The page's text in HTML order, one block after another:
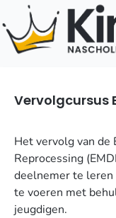
Vervolgcursus
Het vervolg van de
Reprocessing
deelnemer te
te voeren met
jeugdigen.